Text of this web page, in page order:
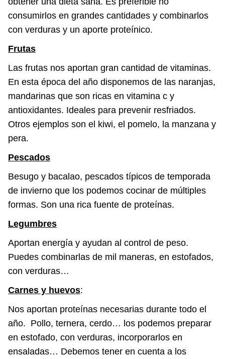
consumirlos en grandes cantidades y combinarlos
con verduras y un aporte proteínico.
Frutas
Las frutas nos aportan gran cantidad de vitaminas.
En esta época del año disponemos de las naranjas,
mandarinas que son ricas en vitamina c y
antioxidantes. Ideales para prevenir resfriados.
Otros ejemplos son el kiwi, el pomelo, la manzana y
pera.
Pescados
Besugo y bacalao, pescados típicos de temporada
de invierno que los podemos cocinar de múltiples
formas. Son una rica fuente de proteínas.
Legumbres
Aportan energía y ayudan al control de peso.
Puedes combinarlas de mil maneras, en estofados,
con verduras…
Carnes y huevos:
Nos aportan proteínas necesarias durante todo el
año. Pollo, ternera, cerdo… los podemos preparar
en estofado, con verduras, incorporarlos en
ensaladas… Debemos tener en cuenta a los